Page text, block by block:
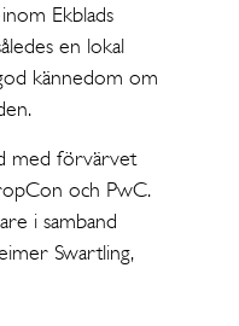
Ekblads
en lokal
kännedom om
med förvärvet
och PwC.
i samband
Swartling,